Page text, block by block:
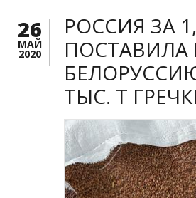
26
МАЙ
2020
РОССИЯ ЗА
ПОСТАВИЛА
ТЫС. Т